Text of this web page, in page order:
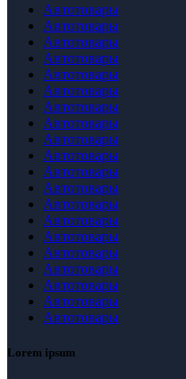
Автотовары
Автотовары
Автотовары
Автотовары
Автотовары
Автотовары
Автотовары
Автотовары
Автотовары
Автотовары
Автотовары
Автотовары
Автотовары
Автотовары
Автотовары
Автотовары
Автотовары
Автотовары
Автотовары
Автотовары
Lorem ipsum